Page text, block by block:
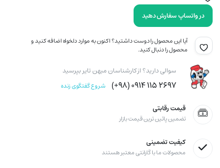
در واتساپ سفارش دهید
آیا این محصول را دوست داشتید؟ اکنون به موارد دلخواه اضافه کنید و
محصول را دنبال کنید.
سوالی دارید؟ از کارشناسان میهن تایر بپرسید
۲۶۹۷ ۱۱۵ ۰۹۱۴ (۹۸+) شروع گفتگوی زنده
قیمت رقابتی
تضمین پائین ترین قیمت بازار
کیفیت تضمینی
محصولات ما با گارانتی معتبر هستند